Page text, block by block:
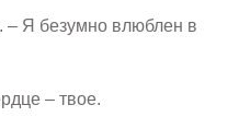
– Я безумно влюблен в
– твое.